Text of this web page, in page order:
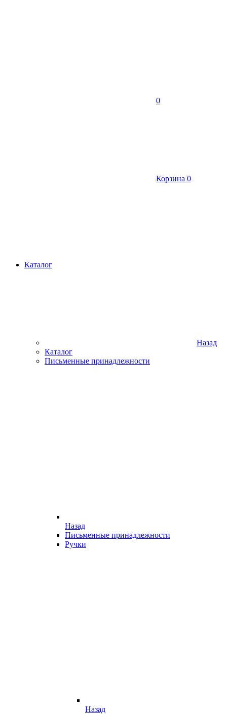
0
Корзина 0
Каталог
Назад
Каталог
Письменные принадлежности
Назад
Письменные принадлежности
Ручки
Назад